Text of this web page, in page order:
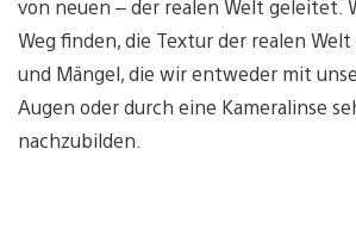
von neuen – der realen Welt geleitet.
Weg finden, die Textur der realen
und Mängel, die wir entweder mit
Augen oder durch eine Kameralinse
nachzubilden.